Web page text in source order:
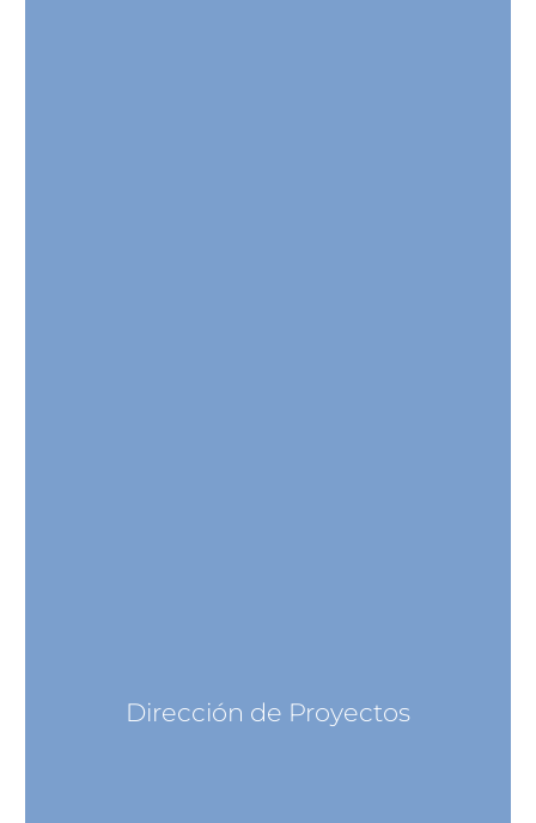
Dirección de Proyectos
Dirección de Proyectos